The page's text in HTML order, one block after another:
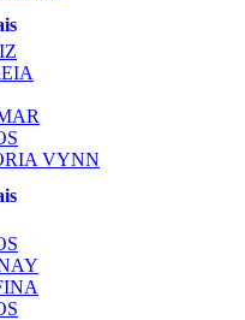
VYNN